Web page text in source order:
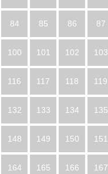
84 85 86 87
100 101 102 103
116 117 118 119
132 133 134 135
148 149 150 151
164 165 166 167